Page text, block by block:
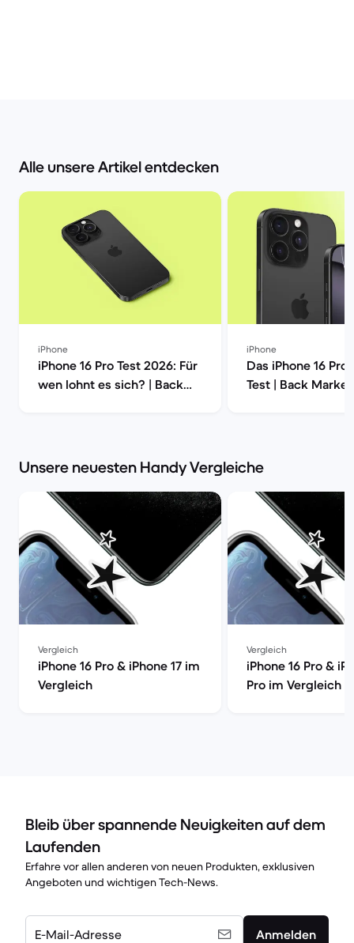
Alle unsere Artikel entdecken
iPhone
iPhone 16 Pro Test 2026: Für
wen lohnt es sich? | Back
iPhone
Das iPhone 16 Pro
Test | Back Market
Unsere neuesten Handy Vergleiche
Vergleich
iPhone 16 Pro & iPhone 17 im
Vergleich
Vergleich
iPhone 16 Pro &
Pro im Vergleich
Bleib über spannende Neuigkeiten auf dem
Laufenden
Erfahre vor allen anderen von neuen Produkten, exklusiven
Angeboten und wichtigen Tech-News.
E-Mail-Adresse Anmelden